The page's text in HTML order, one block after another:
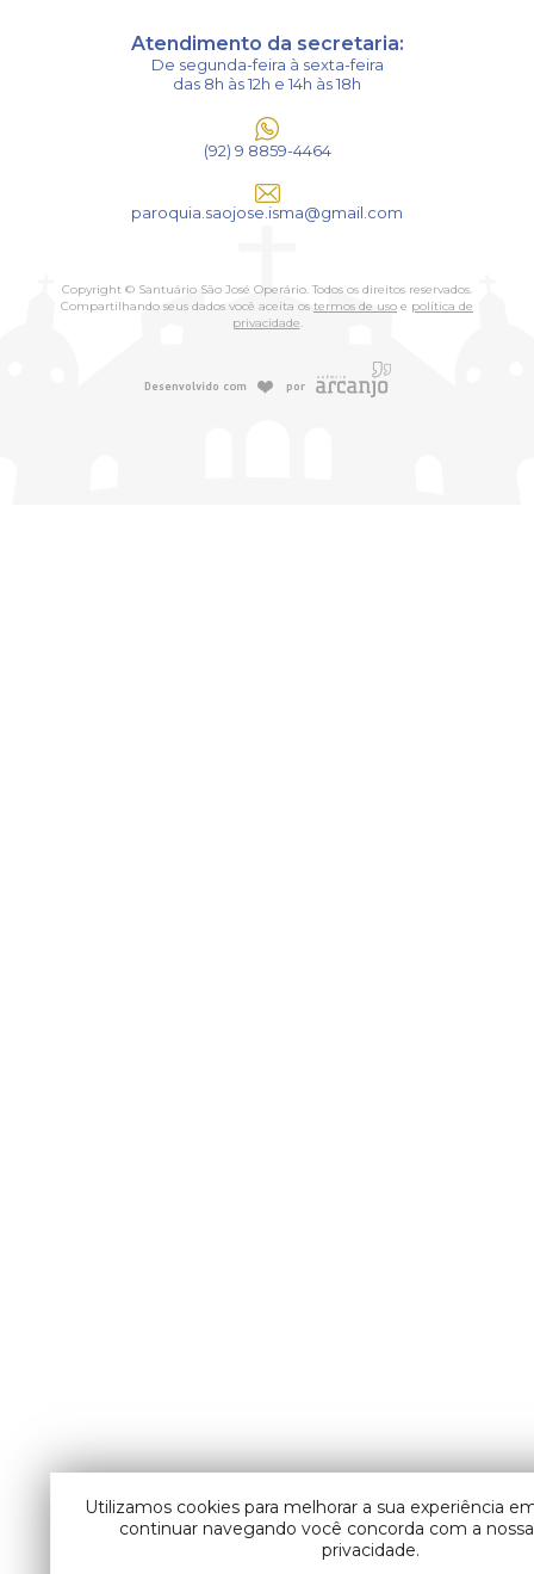
Utilizamos cookies para melhorar a sua experiência
continuar navegando você concorda com a
privacidade.
Atendimento da secretaria:
De segunda-feira à sexta-feira
das 8h às 12h e 14h às 18h
(92) 9 8859-4464
paroquia.saojose.isma@gmail.com
Copyright © Santuário São José Operário. Todos os direitos reservados.
Compartilhando seus dados você aceita os termos de uso e política de
privacidade.